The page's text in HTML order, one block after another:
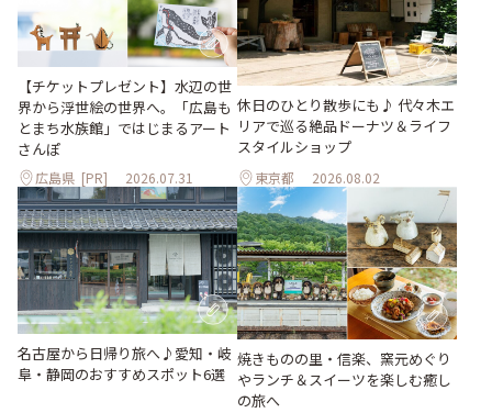
【チケットプレゼント】水辺の世
界から浮世絵の世界へ。「広島も
とまち水族館」ではじまるアート
さんぽ
広島県 [PR] 2026.07.31
休日のひとり散歩にも♪ 代々木エ
リアで巡る絶品ドーナツ＆ライフ
スタイルショップ
東京都 2026.08.02
名古屋から日帰り旅へ♪愛知・岐
阜・静岡のおすすめスポット6選
焼きものの里・信楽、窯元めぐり
やランチ＆スイーツを楽しむ癒し
の旅へ